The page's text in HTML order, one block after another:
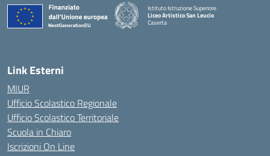
Istituto Istruzione Superiore
Liceo Artistico San Leucio
Caserta
Link Esterni
MIUR
Ufficio Scolastico Regionale
Ufficio Scolastico Territoriale
Scuola in Chiaro
Iscrizioni On Line